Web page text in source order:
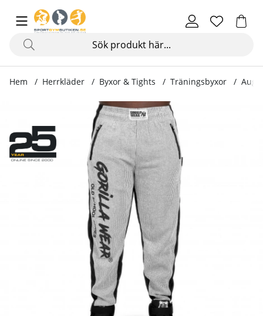
Hem Herrkläder Byxor & Tights Träningsbyxor
Produktbilder Augustine Old School Pants, grey